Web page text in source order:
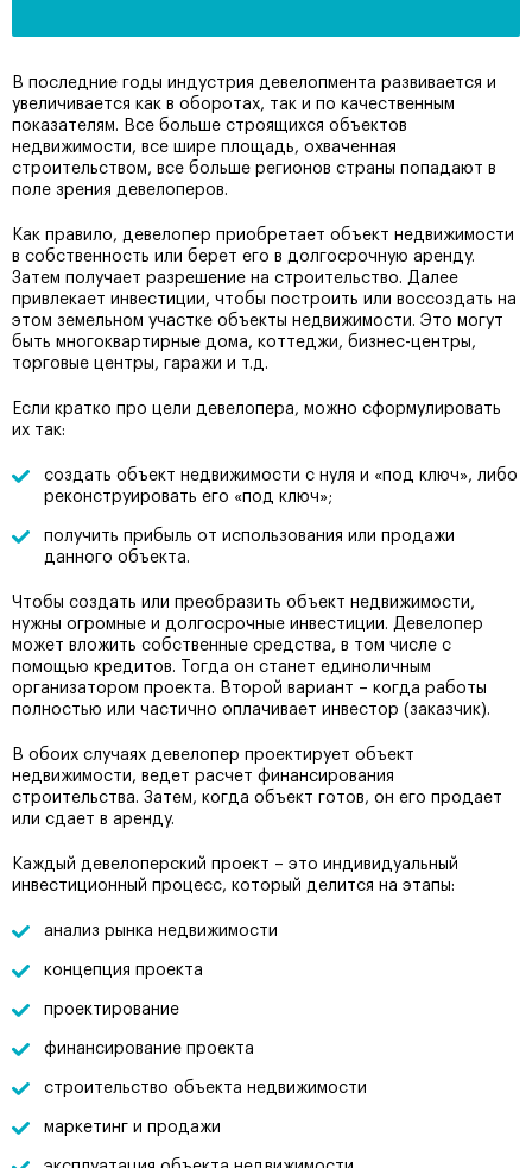
В последние годы индустрия девелопмента развивается и
увеличивается как в оборотах, так и по качественным
показателям. Все больше строящихся объектов
недвижимости, все шире площадь, охваченная
строительством, все больше регионов страны попадают в
поле зрения девелоперов.
Как правило, девелопер приобретает объект недвижимости
в собственность или берет его в долгосрочную аренду.
Затем получает разрешение на строительство. Далее
привлекает инвестиции, чтобы построить или воссоздать на
этом земельном участке объекты недвижимости. Это могут
быть многоквартирные дома, коттеджи, бизнес-центры,
торговые центры, гаражи и т.д.
Если кратко про цели девелопера, можно сформулировать
их так:
создать объект недвижимости с нуля и «под ключ», либо
реконструировать его «под ключ»;
получить прибыль от использования или продажи
данного объекта.
Чтобы создать или преобразить объект недвижимости,
нужны огромные и долгосрочные инвестиции. Девелопер
может вложить собственные средства, в том числе с
помощью кредитов. Тогда он станет единоличным
организатором проекта. Второй вариант – когда работы
полностью или частично оплачивает инвестор (заказчик).
В обоих случаях девелопер проектирует объект
недвижимости, ведет расчет финансирования
строительства. Затем, когда объект готов, он его продает
или сдает в аренду.
Каждый девелоперский проект – это индивидуальный
инвестиционный процесс, который делится на этапы:
анализ рынка недвижимости
концепция проекта
проектирование
финансирование проекта
строительство объекта недвижимости
маркетинг и продажи